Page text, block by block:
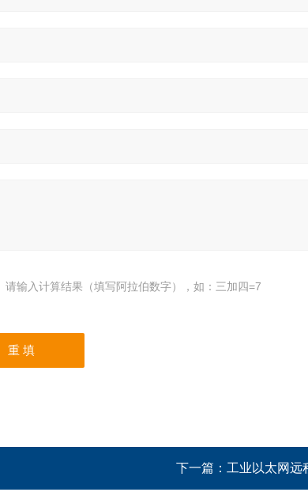
请输入计算结果（填写阿拉伯数字），如：三加四=7
下一篇： 工业以太网远